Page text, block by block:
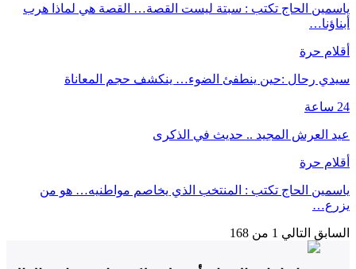
ياسمين الحاج تكتب : سبتة ليست القصة… القصة هي لماذا هرب
أبناؤنا…
أقلام حرة
سيدي رحال :حين ينطفئ الضوء… ينكشف حجم المعاناة
24 ساعة
عيد العرش المجيد .. حديث في الذكرى
أقلام حرة
ياسمين الحاج تكتب : المنتخب الذي يخاصم مواطنيه… هو من
يزرع…
السابق التالي 1 من 168